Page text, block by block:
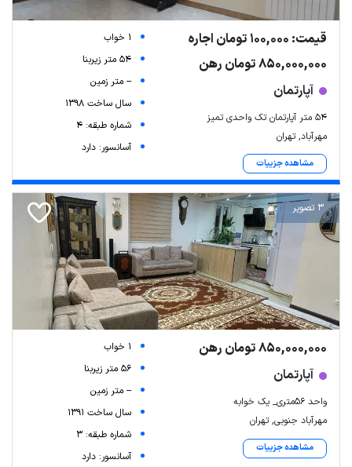
قیمت: 100,000 تومان اجاره
850,000,000 تومان رهن
آپارتمان
۵۴ متر آپارتمان تک واحدی تمیز
مهرآباد, تهران
مشاهده جزییات
1 خواب
54 متر زیربنا
-- متر زمین
سال ساخت 1398
شماره طبقه: 4
آسانسور: دارد
3 تصویر
850,000,000 تومان رهن
آپارتمان
واحد ۵۶متری_ یک خوابه
مهرآباد جنوبی, تهران
مشاهده جزییات
1 خواب
56 متر زیربنا
-- متر زمین
سال ساخت 1391
شماره طبقه: 3
آسانسور: دارد